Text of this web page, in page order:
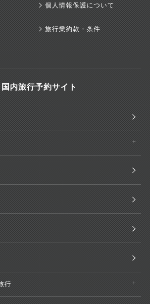
個人情報保護について
旅行業約款・条件
国内旅行予約サイト
行